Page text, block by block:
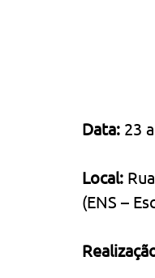
Data: 23
Local:
(ENS –